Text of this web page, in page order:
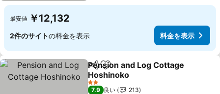
最安値 ￥12,132
2件のサイトの料金を表示 料金を表示
シェアお気に入りに追加
Pension and Log Cottage
Hoshinoko
料金を表示
2 ホテルのランク
7.9 良い
213